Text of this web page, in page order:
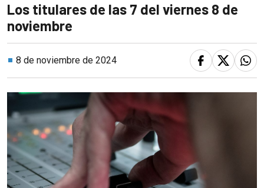
Los titulares de las 7 del viernes 8 de
noviembre
8 de noviembre de 2024